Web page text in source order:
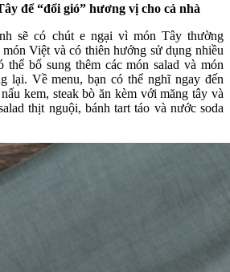
để “đổi gió” hương vị cho cả nhà
sẽ có chút e ngại vì món Tây thường
Việt và có thiên hướng sử dụng nhiều
thể bổ sung thêm các món salad và món
lại. Về menu, bạn có thể nghĩ ngay đến
kem, steak bò ăn kèm với măng tây và
thịt nguội, bánh tart táo và nước soda